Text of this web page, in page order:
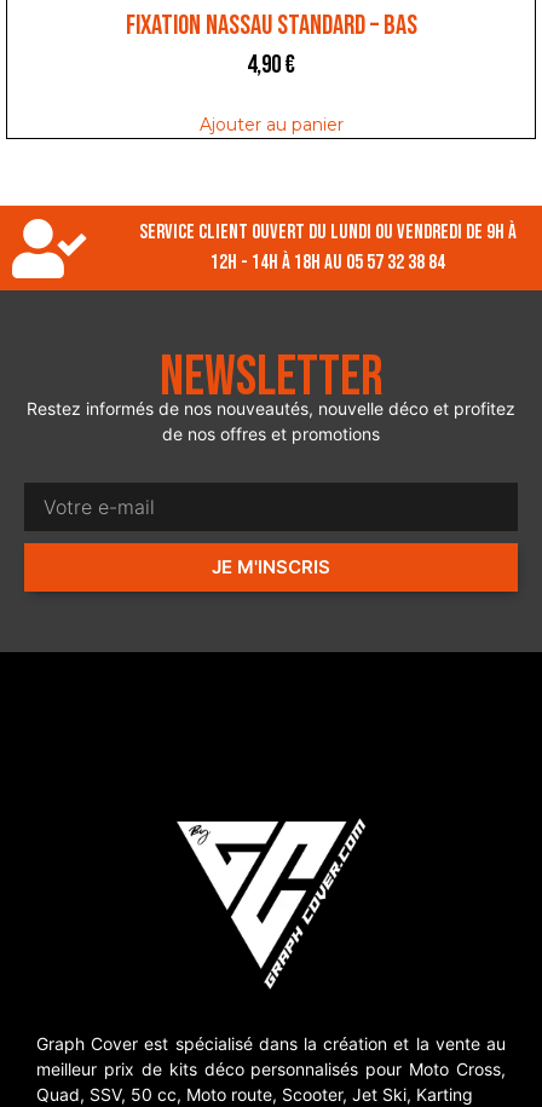
FIXATION NASSAU STANDARD – BAS
4,90€
Ajouter au panier
Service client ouvert du lundi ou vendredi de 9h à
12h - 14h à 18h au 05 57 32 38 84
Newsletter
Restez informés de nos nouveautés, nouvelle déco et profitez
de nos offres et promotions
JE M'INSCRIS
Graph Cover est spécialisé dans la création et la vente au
meilleur prix de kits déco personnalisés pour Moto Cross,
Quad, SSV, 50 cc, Moto route, Scooter, Jet Ski, Karting